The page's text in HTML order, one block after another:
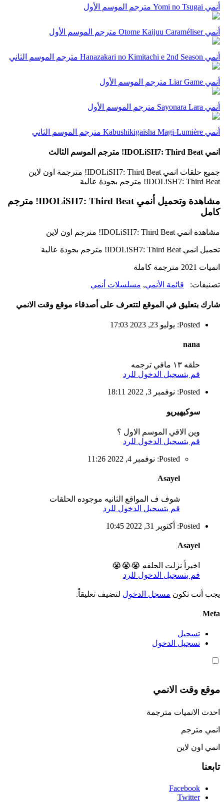
أنمي Yomi no Tsugai مترجم الموسم الأول
أنمي Otome Kaijuu Caraméliser مترجم الموسم الأول
أنمي Hanazakari no Kimitachi e 2nd Season مترجم الموسم الثاني
أنمي Liar Game مترجم الموسم الأول
أنمي Sayonara Lara مترجم الموسم الأول
أنمي Kabushikigaisha Magi-Lumière مترجم الموسم الثاني
انمي IDOLiSH7: Third Beat! مترجم الموسم الثالث
جميع حلقات انمي IDOLiSH7: Third Beat! مترجمة اون لاين
IDOLiSH7: Third Beat! مترجم بجودة عالية
مشاهدة وتحميل أنمي IDOLiSH7: Third Beat! مترجم
كامل
مشاهدة انمي IDOLiSH7: Third Beat! مترجم اون لاين
تحميل انمي IDOLiSH7: Third Beat! مترجم بجودة عالية
انميات 2021 مترجمة كاملة
تصنيفات: قائمة الأنمي, مسلسلات أنمي
شارك بتعليق في الموقع لتتعرف على أصدقاء موقع وقت الانمي
Posted: يوليو 23, 2023 17:03
nana
حلقه ١٣ مافي ترجمه
قم بتسجيل الدخول للرد
Posted: نوفمبر 3, 2022 18:11
سوكيهيريو
وين الاقي الموسم الاول ؟
قم بتسجيل الدخول للرد
Posted: نوفمبر 4, 2022 11:26
Asayel
شوف ف المواقع الثانيه موجوده الحلقات
قم بتسجيل الدخول للرد
Posted: أكتوبر 31, 2022 10:45
Asayel
اخيراً نزلت الحلقه 😭😭😭
قم بتسجيل الدخول للرد
يجب أنت تكون مسجل الدخول لتضيف تعليقاً.
Meta
تسجيل
تسجيل الدخول
موقع وقت الانمي
احدث الانميات مترجمة
انمي مترجم
انمي اون لاين
تابعنا
Facebook
Twitter